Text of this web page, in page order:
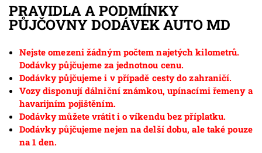
PRAVIDLA A PODMÍNKY
PŮJČOVNY DODÁVEK AUTO MD
Nejste omezeni žádným počtem najetých kilometrů.
Dodávky půjčujeme za jednotnou cenu.
Dodávky půjčujeme i v případě cesty do zahraničí.
Vozy disponují dálniční známkou, upínacími řemeny a
havarijním pojištěním.
Dodávky můžete vrátit i o víkendu bez příplatku.
Dodávky půjčujeme nejen na delší dobu, ale také pouze
na 1 den.